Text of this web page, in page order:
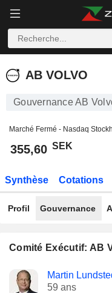
AB VOLVO
AB VOLVO
Gouvernance AB
Marché Fermé - Nasdaq
355,60 SEK
Synthèse Cotations
Profil Gouvernance
Comité Exécutif: AB
Dirigeant
Fonctions
occupées
Martin
59 ans